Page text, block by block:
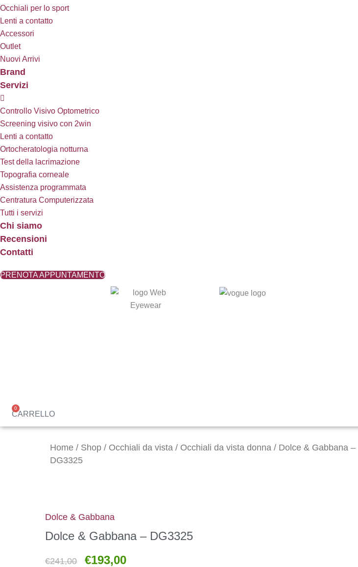
Occhiali per lo sport
Lenti a contatto
Accessori
Outlet
Nuovi Arrivi
Brand
Servizi
Controllo Visivo Optometrico
Screening visivo con 2win
Lenti a contatto
Ortocheratologia notturna
Test della lacrimazione
Topografia corneale
Assistenza programmata
Centratura Computerizzata
Tutti i servizi
Chi siamo
Recensioni
Contatti
PRENOTA APPUNTAMENTO
0
CARRELLO
Home / Shop / Occhiali da vista / Occhiali da vista donna / Dolce & Gabbana –
DG3325
Dolce & Gabbana
Dolce & Gabbana – DG3325
€241,00
prezzo
€193,00
prezzo
Gabbana